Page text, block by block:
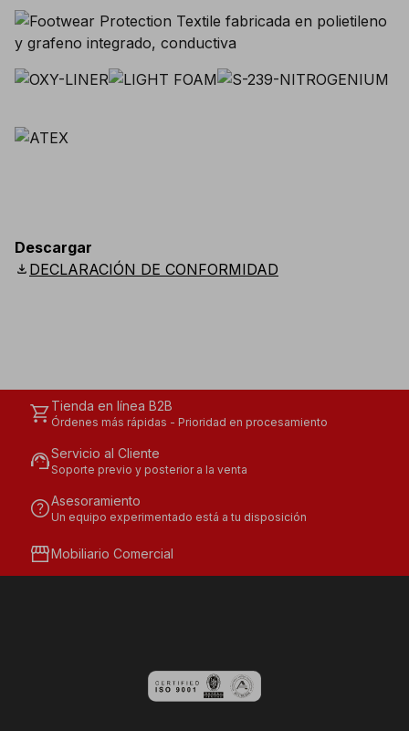
Descargar
download DECLARACIÓN DE CONFORMIDAD
shopping_cartTienda en línea B2B
Órdenes más rápidas - Prioridad en procesamiento
support_agentServicio al Cliente
Soporte previo y posterior a la venta
helpAsesoramiento
Un equipo experimentado está a tu disposición
storefrontMobiliario Comercial